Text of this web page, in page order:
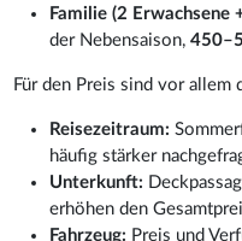
Familie (2
der Nebensaison,
Für den Preis sind vor allem
Reisezeitraum:
häufig stärker
Unterkunft:
erhöhen den
Fahrzeug: Preis und